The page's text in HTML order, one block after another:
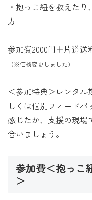
・抱っこ紐を教えた
方
参加費2000円＋片道送
（※価格変更しました）
＜参加特典＞レンタル
しくは個別フィード
感じたか、支援の現場
合いましょう。
参加費＜抱っこ
＞